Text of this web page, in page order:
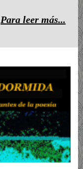
Para leer más...